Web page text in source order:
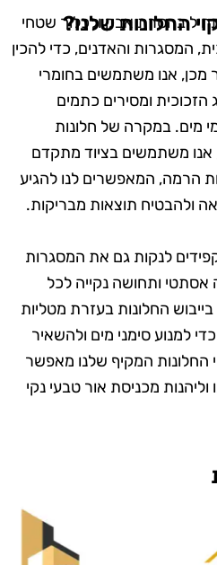
החלונות שלנו?
בהסרת אבק ולכלוך שטחי
המסגרות והאדנים, כדי להכין
מכן, אנו משתמשים בחומרי
הזכוכית ומסירים כתמים
מים. במקרה של חלונות
אנו משתמשים בציוד מתקדם
הרמה, המאפשרים לנו להגיע
ולהבטיח תוצאות מבריקות.
לנקות גם את המסגרות
אסתטי ותחושה נקייה לכל
החלונות בעזרת מטליות
למנוע סימני מים ולהשאיר
החלונות המקיף שלנו מאפשר
מכניסת אור טבעי נקי